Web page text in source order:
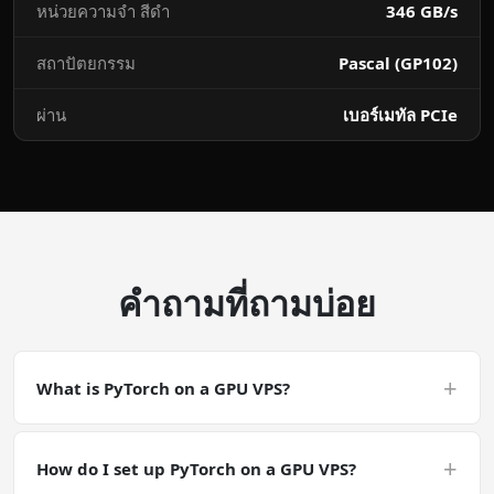
หน่วยความจำ สีดำ 346 GB/s
สถาปัตยกรรม Pascal (GP102)
ผ่าน เบอร์เมทัล PCIe
คำถามที่ถามบ่อย
What is PyTorch on a GPU VPS? +
deployment. PyTorch is a training / fine-tuning workload.
How do I set up PyTorch on a GPU VPS? +